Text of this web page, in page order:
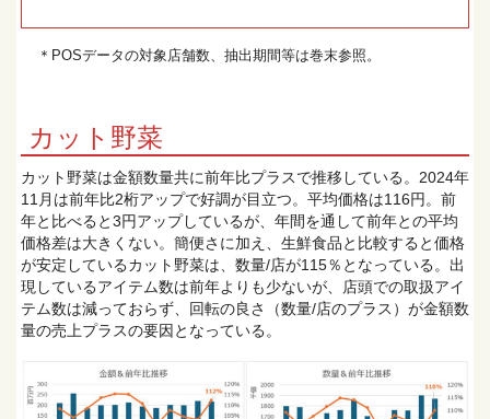
＊POSデータの対象店舗数、抽出期間等は巻末参照。
カット野菜
カット野菜は金額数量共に前年比プラスで推移している。2024年
11月は前年比2桁アップで好調が目立つ。平均価格は116円。前
年と比べると3円アップしているが、年間を通して前年との平均
価格差は大きくない。簡便さに加え、生鮮食品と比較すると価格
が安定しているカット野菜は、数量/店が115％となっている。出
現しているアイテム数は前年よりも少ないが、店頭での取扱アイ
テム数は減っておらず、回転の良さ（数量/店のプラス）が金額数
量の売上プラスの要因となっている。